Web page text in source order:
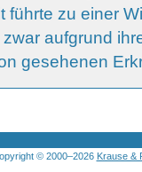
führte zu einer
aufgrund
gesehenen
© 2000–2026 Krause &